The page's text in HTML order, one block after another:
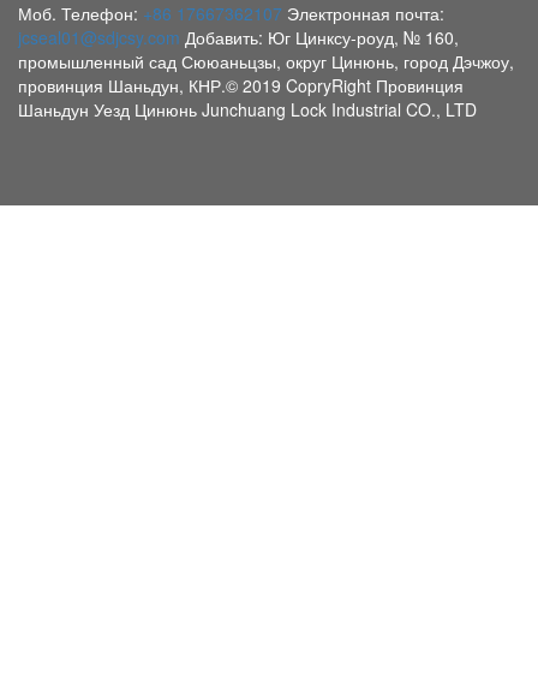
Моб. Телефон: +86 17667362107 Электронная почта:
jcseal01@sdjcsy.com Добавить: Юг Цинксу-роуд, № 160,
промышленный сад Сююаньцзы, округ Цинюнь, город Дэчжоу,
провинция Шаньдун, КНР.© 2019 CopryRight Провинция
Шаньдун Уезд Цинюнь Junchuang Lock Industrial CO., LTD